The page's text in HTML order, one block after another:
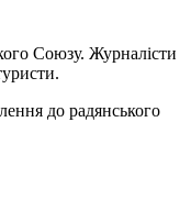
Союзу. Журналісти
до радянського